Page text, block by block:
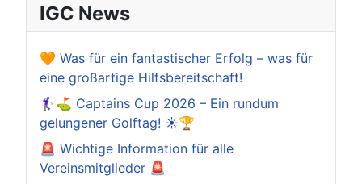
IGC News
🧡 Was für ein fantastischer Erfolg – was für
eine großartige Hilfsbereitschaft!
🏌️‍♀️⛳ Captains Cup 2026 – Ein rundum
gelungener Golftag! ☀️🏆
🚨 Wichtige Information für alle
Vereinsmitglieder 🚨